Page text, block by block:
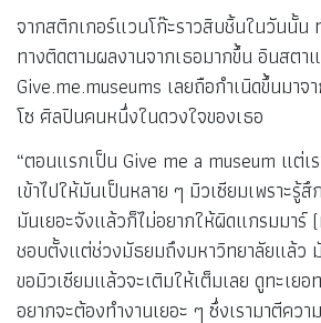
จากสติกเกอร์แวนโก๊ะราวสิบชิ้นในวันนั้น
ทางติดตามผลงานจากเธอมากขึ้น อินสตา
Give.me.museums เลยถือกำเนิดขึ้นมา
โซ ศิลปินคนหนึ่งในดวงใจของเธอ
“ตอนแรกเป็น Give me a museum แต่เ
เข้าไปให้มันเป็นหลาย ๆ มิวเซียมเพราะรู้
มันเยอะจังแล้วก็ไม่อยากให้ผิดแกรมมาร์ (
ชอบตั้งแต่ช่วงมัธยมถึงมหาวิทยาลัยแล้ว
ขอมิวเซียมแล้วจะเติมให้เต็มเลย ดูทะเย
อยากจะต้องทำงานเยอะ ๆ ซึ่งเรามาตีคว